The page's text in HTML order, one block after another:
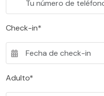
Check-in*
Adulto*